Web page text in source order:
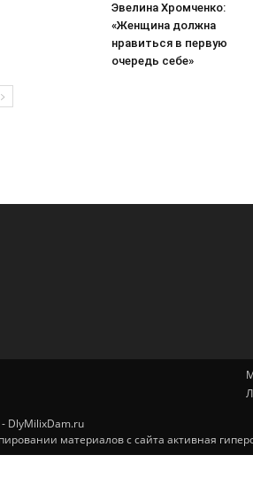
Эвелина Хромченко:
«Женщина должна
нравиться в первую
очередь себе»
DlyMilixDam.ru
материалов с сайта активная